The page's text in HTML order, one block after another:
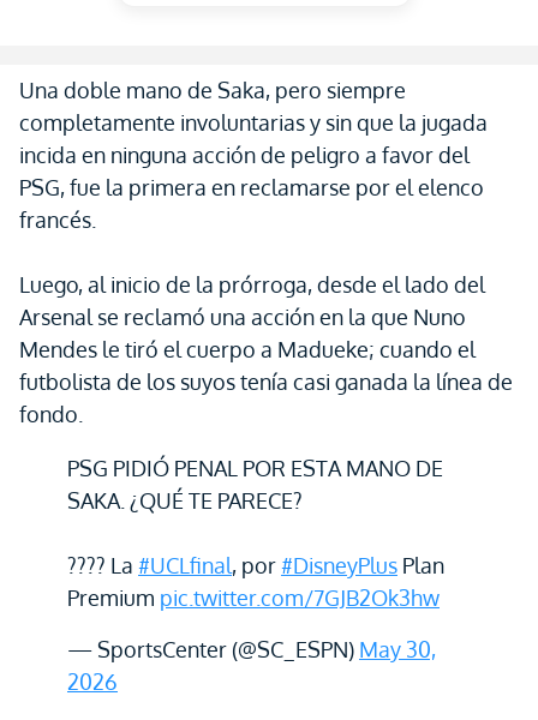
Una doble mano de Saka, pero siempre
completamente involuntarias y sin que la jugada
incida en ninguna acción de peligro a favor del
PSG, fue la primera en reclamarse por el elenco
francés.
Luego, al inicio de la prórroga, desde el lado del
Arsenal se reclamó una acción en la que Nuno
Mendes le tiró el cuerpo a Madueke; cuando el
futbolista de los suyos tenía casi ganada la línea de
fondo.
PSG PIDIÓ PENAL POR ESTA MANO DE
SAKA. ¿QUÉ TE PARECE?
???? La #UCLfinal, por#DisneyPlus Plan
Premium pic.twitter.com/7GJB2Ok3hw
— SportsCenter (@SC_ESPN) May 30,
2026